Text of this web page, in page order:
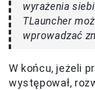
wyrażenia
TLauncher
wprowadzać
W końcu, jeżeli
występował,